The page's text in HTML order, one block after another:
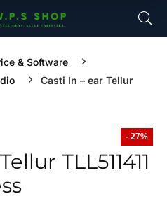
& Software
Casti In – ear Tellur
- 27%
TLL511411